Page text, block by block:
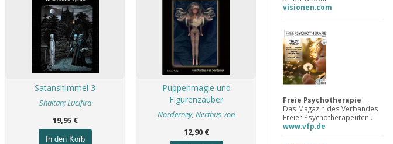
Satanshimmel 3
Shaitan; Lucifira
19,95 €
In den Korb
Puppenmagie und
Figurenzauber
Norderney, Nerthus von
12,90 €
visionen.com
Freie Psychotherapie
Das Magazin des Verbandes
Freier Psychotherapeuten..
www.vfp.de